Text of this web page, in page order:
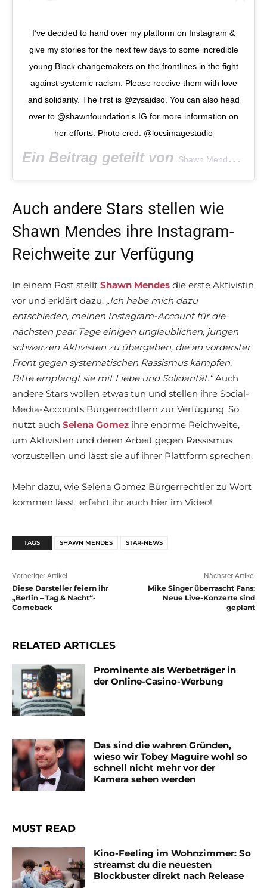
I’ve decided to hand over my platform on Instagram &
give my stories for the next few days to some incredible
young Black changemakers on the frontlines in the fight
against systemic racism. Please receive them with love
and solidarity. The first is @zysaidso. You can also head
over to @shawnfoundation‘s IG for more information on
her efforts. Photo cred: @locsimagestudio
Ein Beitrag geteilt von Shawn Mendes
Auch andere Stars stellen wie
Shawn Mendes ihre Instagram-
Reichweite zur Verfügung
In einem Post stellt Shawn Mendes die erste Aktivistin
vor und erklärt dazu: „Ich habe mich dazu
entschieden, meinen Instagram-Account für die
nächsten paar Tage einigen unglaublichen, jungen
schwarzen Aktivisten zu übergeben, die an vorderster
Front gegen systematischen Rassismus kämpfen.
Bitte empfangt sie mit Liebe und Solidarität.“Auch
andere Stars wollen etwas tun und stellen ihre Social-
Media-Accounts Bürgerrechtlern zur Verfügung. So
nutzt auch Selena Gomez ihre enorme Reichweite,
um Aktivisten und deren Arbeit gegen Rassismus
vorzustellen und lässt sie auf ihrer Plattform sprechen.
Mehr dazu, wie Selena Gomez Bürgerrechtler zu Wort
kommen lässt, erfahrt ihr auch hier im Video!
TAGS SHAWN MENDES STAR-NEWS
Vorheriger Artikel
Diese Darsteller feiern ihr
„Berlin – Tag & Nacht“-
Comeback
Nächster Artikel
Mike Singer überrascht Fans:
Neue Live-Konzerte sind
geplant
RELATED ARTICLES
Prominente als Werbeträger in
der Online-Casino-Werbung
Das sind die wahren Gründen,
wieso wir Tobey Maguire wohl so
schnell nicht mehr vor der
Kamera sehen werden
MUST READ
Kino-Feeling im Wohnzimmer: So
streamst du die neuesten
Blockbuster direkt nach Release